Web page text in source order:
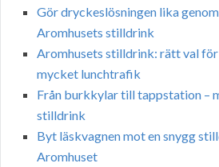
Gör dryckeslösningen lika
Aromhusets stilldrink
Aromhusets stilldrink: rätt val
mycket lunchtrafik
Från burkkylar till tappstation –
stilldrink
Byt läskvagnen mot en snygg
Aromhuset